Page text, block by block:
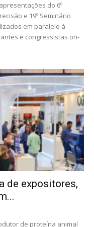
do 6º
e 19º Seminário
em paralelo à
e congressistas on-
de expositores,
de proteína animal